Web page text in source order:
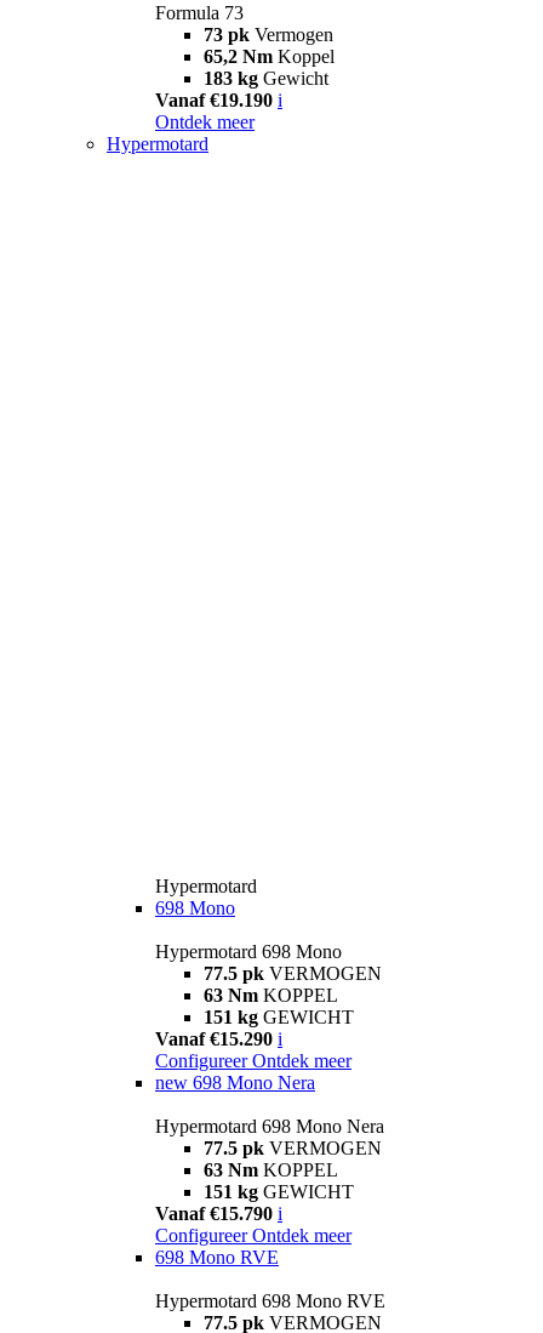
Formula 73
73 pk Vermogen
65,2 Nm Koppel
183 kg Gewicht
Vanaf €19.190 i
Ontdek meer
Hypermotard
Hypermotard
698 Mono
Hypermotard 698 Mono
77.5 pk VERMOGEN
63 Nm KOPPEL
151 kg GEWICHT
Vanaf €15.290 i
Configureer Ontdek meer
new 698 Mono Nera
Hypermotard 698 Mono Nera
77.5 pk VERMOGEN
63 Nm KOPPEL
151 kg GEWICHT
Vanaf €15.790 i
Configureer Ontdek meer
698 Mono RVE
Hypermotard 698 Mono RVE
77.5 pk VERMOGEN